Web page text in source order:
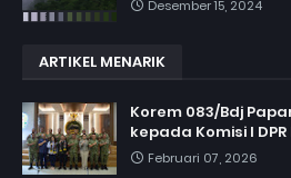
Desember 15, 2024
ARTIKEL MENARIK
Korem 083/Bdj
kepada Komisi I DPR
Februari 07, 2026